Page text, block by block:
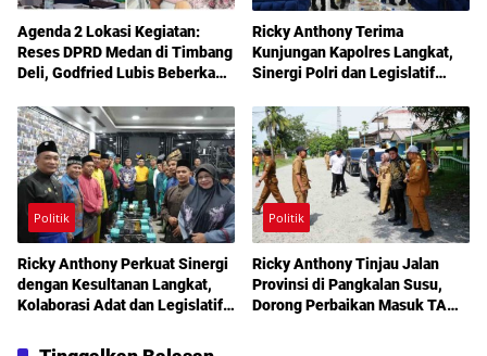
Agenda 2 Lokasi Kegiatan:
Reses DPRD Medan di Timbang
Deli, Godfried Lubis Beberkan
Layanan Kesehatan Gratis
Ricky Anthony Terima
Kunjungan Kapolres Langkat,
Sinergi Polri dan Legislatif
Politik
Ricky Anthony Perkuat Sinergi
dengan Kesultanan Langkat,
Kolaborasi Adat dan Legislatif
Politik
Ricky Anthony Tinjau Jalan
Provinsi di Pangkalan Susu,
Dorong Perbaikan Masuk TA